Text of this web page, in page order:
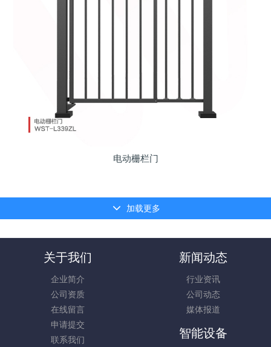
电动栅栏门
加载更多
关于我们
企业简介
公司资质
在线留言
申请提交
联系我们
新闻动态
行业资讯
公司动态
媒体报道
智能设备